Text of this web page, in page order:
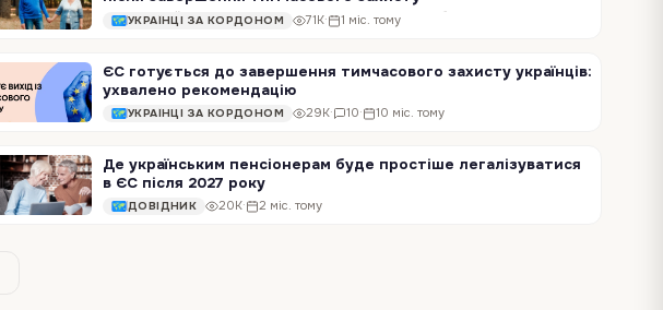
УКРАЇНЦІ ЗА КОРДОНОМ 71K· 1 міс. тому
ЄС готується до завершення тимчасового захисту українців:
ухвалено рекомендацію
УКРАЇНЦІ ЗА КОРДОНОМ 29K· 10· 10 міс. тому
Де українським пенсіонерам буде простіше легалізуватися
в ЄС після 2027 року
ДОВІДНИК 20K· 2 міс. тому